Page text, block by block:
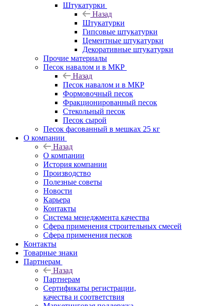
Штукатурки
Назад
Штукатурки
Гипсовые штукатурки
Цементные штукатурки
Декоративные штукатурки
Прочие материалы
Песок навалом и в МКР
Назад
Песок навалом и в МКР
Формовочный песок
Фракционированный песок
Стекольный песок
Песок сырой
Песок фасованный в мешках 25 кг
О компании
Назад
О компании
История компании
Производство
Полезные советы
Новости
Карьера
Контакты
Система менеджмента качества
Сфера применения строительных смесей
Сфера применения песков
Контакты
Товарные знаки
Партнерам
Назад
Партнерам
Сертификаты регистрации,
качества и соответствия